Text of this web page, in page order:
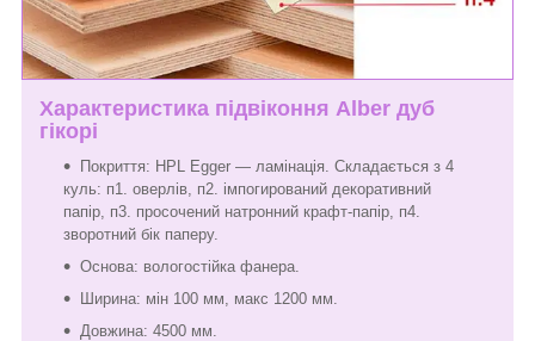
Характеристика підвіконня Alber дуб
гікорі
Покриття: HPL Egger — ламінація. Складається з 4
куль: п1. оверлів, п2. імпогирований декоративний
папір, п3. просочений натронний крафт-папір, п4.
зворотний бік паперу.
Основа: вологостійка фанера.
Ширина: мін 100 мм, макс 1200 мм.
Довжина: 4500 мм.